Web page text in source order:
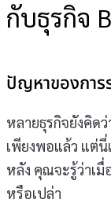
กับธุรกิจ
ปัญหาของการ
หลายธุรกิจยังคิด
เพียงพอแล้ว แต่
หลัง คุณจะรู้ว่าเ
หรือเปล่า